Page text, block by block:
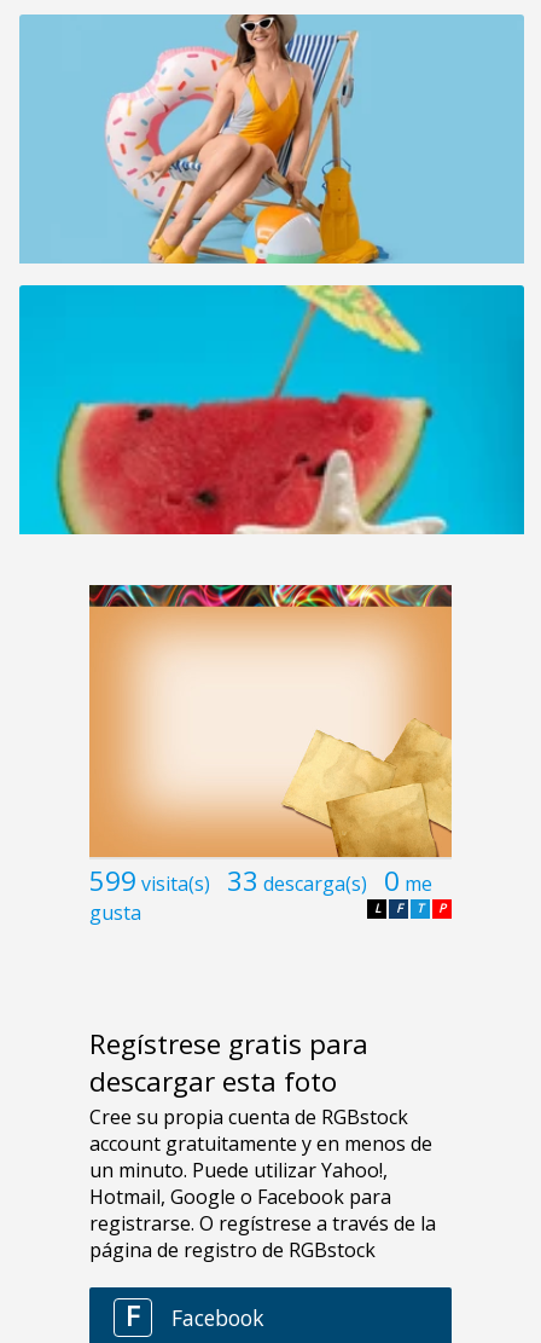
599 visita(s) 33 descarga(s) 0 me
gusta
P
T
F
L
Regístrese gratis para
descargar esta foto